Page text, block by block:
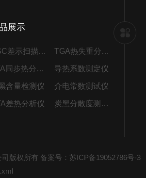
展示
DSC差示扫描量热仪 TGA热失重分析仪
STA同步热分析仪 导热系数测定仪
含量检测仪 介电常数测试仪
差热分析仪 炭黑分散度测试仪
版权所有 备案号：苏ICP备19052786号-3